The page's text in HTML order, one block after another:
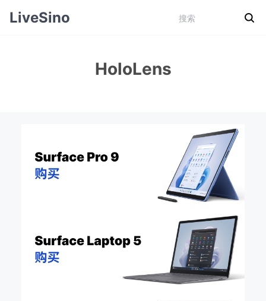
LiveSino
HoloLens